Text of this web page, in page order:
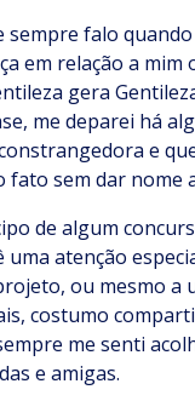
sempre falo
em relação a mim
gera
me deparei há
e
sem dar nome
de algum
uma atenção
ou mesmo a
costumo
me senti
e amigas.